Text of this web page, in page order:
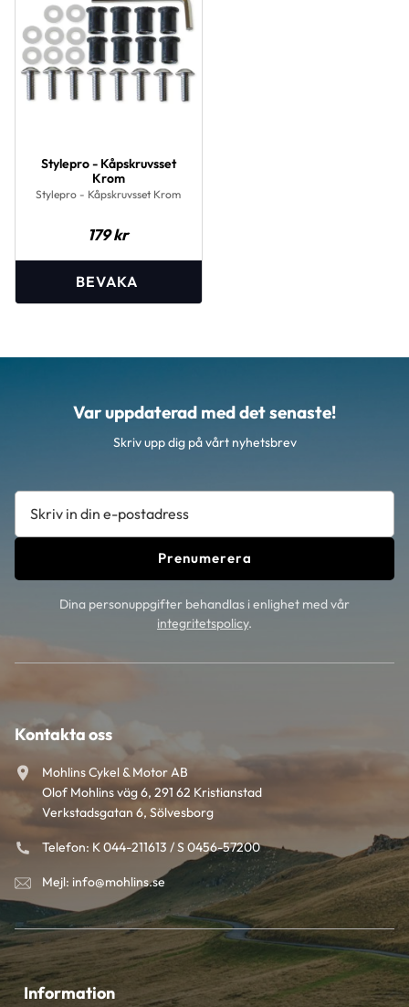
Stylepro - Kåpskruvsset
Krom
Stylepro - Kåpskruvsset Krom
179kr
Var uppdaterad med det senaste!
Skriv upp dig på vårt nyhetsbrev
Prenumerera
Dina personuppgifter behandlas i enlighet med vår
integritetspolicy.
Kontakta oss
Mohlins Cykel & Motor AB
Olof Mohlins väg 6, 291 62 Kristianstad
Verkstadsgatan 6, Sölvesborg
Telefon: K 044-211613 / S 0456-57200
Mejl: info@mohlins.se
Information